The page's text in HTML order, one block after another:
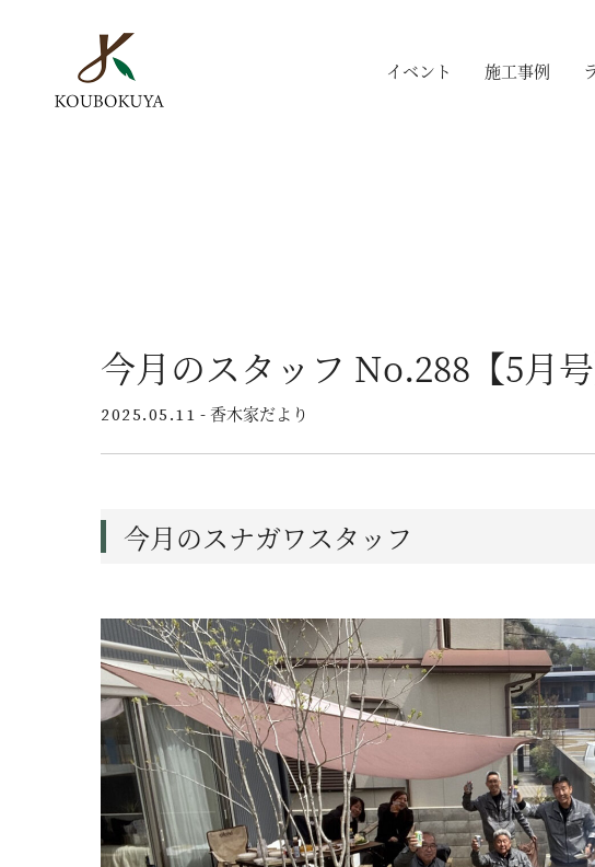
イベント 施工事例
今月のスタッフ No.288【5月号
2025.05.11 - 香木家だより
今月のスナガワスタッフ